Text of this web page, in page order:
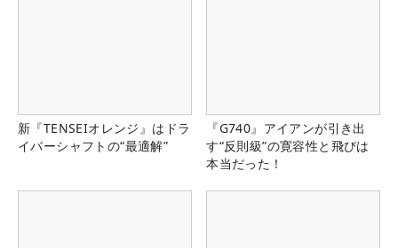
新『TENSEIオレンジ』はドラ
イバーシャフトの“最適解”
『G740』アイアンが引き出
す“反則級”の寛容性と飛びは
本当だった！